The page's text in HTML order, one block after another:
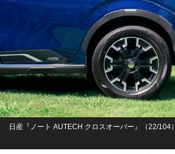
日産『ノート AUTECH クロスオーバー』（22/104）